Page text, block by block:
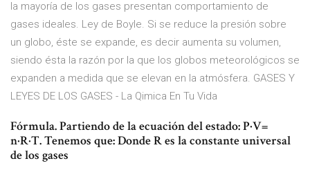
la mayoría de los gases presentan comportamiento de
gases ideales. Ley de Boyle. Si se reduce la presión sobre
un globo, éste se expande, es decir aumenta su volumen,
siendo ésta la razón por la que los globos meteorológicos se
expanden a medida que se elevan en la atmósfera. GASES Y
LEYES DE LOS GASES - La Qimica En Tu Vida
Fórmula. Partiendo de la ecuación del estado: P·V=
n·R·T. Tenemos que: Donde R es la constante universal
de los gases